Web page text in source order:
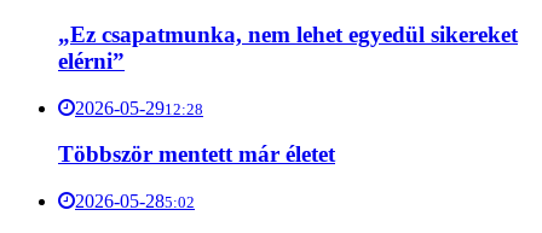
„Ez csapatmunka, nem lehet egyedül sikereket
elérni”
2026-05-2912:28
Többször mentett már életet
2026-05-285:02